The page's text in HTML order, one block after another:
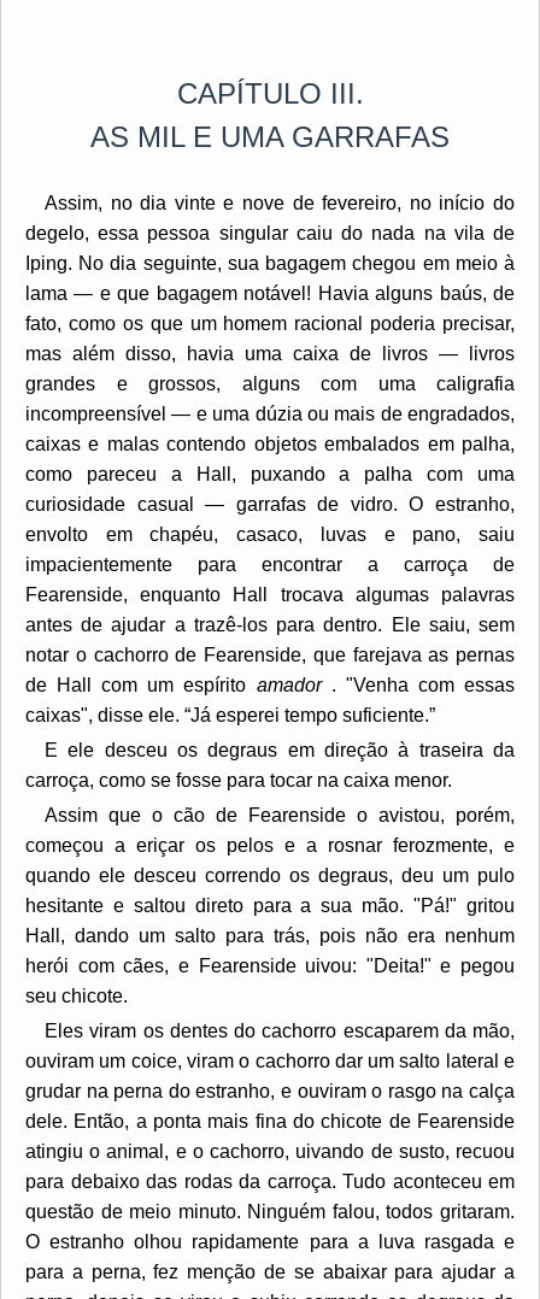
CAPÍTULO III.
AS MIL E UMA GARRAFAS
Assim, no dia vinte e nove de fevereiro, no início do
degelo, essa pessoa singular caiu do nada na vila de
Iping. No dia seguinte, sua bagagem chegou em meio à
lama — e que bagagem notável! Havia alguns baús, de
fato, como os que um homem racional poderia precisar,
mas além disso, havia uma caixa de livros — livros
grandes e grossos, alguns com uma caligrafia
incompreensível — e uma dúzia ou mais de engradados,
caixas e malas contendo objetos embalados em palha,
como pareceu a Hall, puxando a palha com uma
curiosidade casual — garrafas de vidro. O estranho,
envolto em chapéu, casaco, luvas e pano, saiu
impacientemente para encontrar a carroça de
Fearenside, enquanto Hall trocava algumas palavras
antes de ajudar a trazê-los para dentro. Ele saiu, sem
notar o cachorro de Fearenside, que farejava as pernas
de Hall com um espírito amador. "Venha com essas
caixas", disse ele. “Já esperei tempo suficiente.”
E ele desceu os degraus em direção à traseira da
carroça, como se fosse para tocar na caixa menor.
Assim que o cão de Fearenside o avistou, porém,
começou a eriçar os pelos e a rosnar ferozmente, e
quando ele desceu correndo os degraus, deu um pulo
hesitante e saltou direto para a sua mão. "Pá!" gritou
Hall, dando um salto para trás, pois não era nenhum
herói com cães, e Fearenside uivou: "Deita!" e pegou
seu chicote.
Eles viram os dentes do cachorro escaparem da mão,
ouviram um coice, viram o cachorro dar um salto lateral e
grudar na perna do estranho, e ouviram o rasgo na calça
dele. Então, a ponta mais fina do chicote de Fearenside
atingiu o animal, e o cachorro, uivando de susto, recuou
para debaixo das rodas da carroça. Tudo aconteceu em
questão de meio minuto. Ninguém falou, todos gritaram.
O estranho olhou rapidamente para a luva rasgada e
para a perna, fez menção de se abaixar para ajudar a